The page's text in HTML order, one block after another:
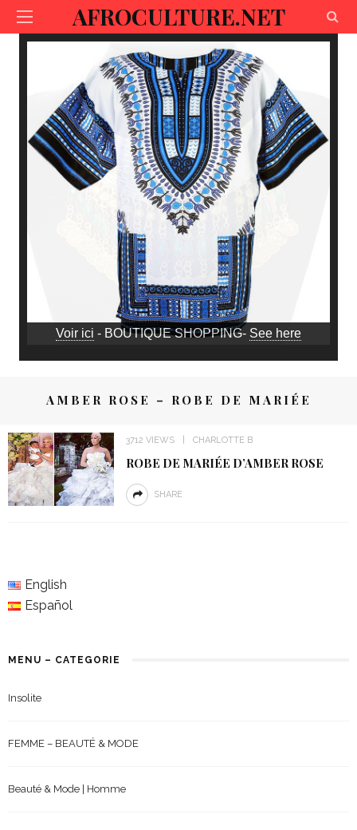
AFROCULTURE.NET
Voir ici - BOUTIQUE SHOPPING- See here
AMBER ROSE – ROBE DE MARIÉE
3712 VIEWS CHARLOTTE B
ROBE DE MARIÉE D’AMBER ROSE
SHARE
English
Español
MENU – CATEGORIE
Insolite
FEMME – BEAUTÉ & MODE
Beauté & Mode | Homme